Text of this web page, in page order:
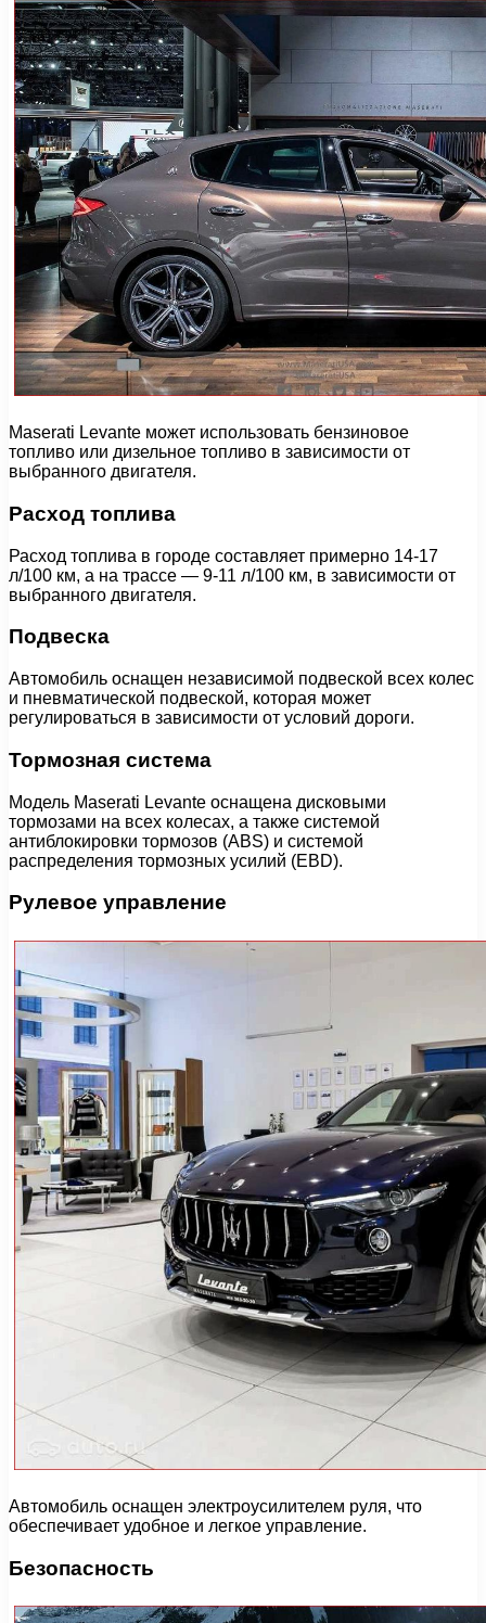
Maserati Levante может использовать бензиновое
топливо или дизельное топливо в зависимости от
выбранного двигателя.
Расход топлива
Расход топлива в городе составляет примерно 14-17
л/100 км, а на трассе — 9-11 л/100 км, в зависимости от
выбранного двигателя.
Подвеска
Автомобиль оснащен независимой подвеской всех колес
и пневматической подвеской, которая может
регулироваться в зависимости от условий дороги.
Тормозная система
Модель Maserati Levante оснащена дисковыми
тормозами на всех колесах, а также системой
антиблокировки тормозов (ABS) и системой
распределения тормозных усилий (EBD).
Рулевое управление
Автомобиль оснащен электроусилителем руля, что
обеспечивает удобное и легкое управление.
Безопасность